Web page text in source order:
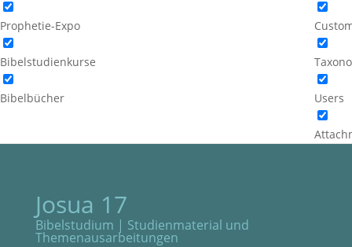
Prophetie-Expo
Bibelstudienkurse
Bibelbücher Users
Josua 17
Bibelstudium | Studienmaterial und
Themenausarbeitungen